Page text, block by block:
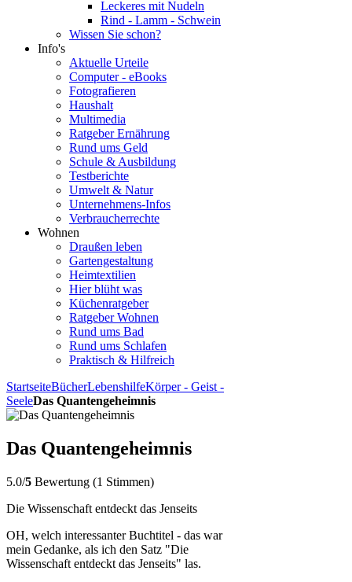
Leckeres mit Nudeln
Rind - Lamm - Schwein
Wissen Sie schon?
Info's
Aktuelle Urteile
Computer - eBooks
Fotografieren
Haushalt
Multimedia
Ratgeber Ernährung
Rund ums Geld
Schule & Ausbildung
Testberichte
Umwelt & Natur
Unternehmens-Infos
Verbraucherrechte
Wohnen
Draußen leben
Gartengestaltung
Heimtextilien
Hier blüht was
Küchenratgeber
Ratgeber Wohnen
Rund ums Bad
Rund ums Schlafen
Praktisch & Hilfreich
StartseiteBücherLebenshilfeKörper - Geist -
SeeleDas Quantengeheimnis
Das Quantengeheimnis
5.0/5 Bewertung (1 Stimmen)
Die Wissenschaft entdeckt das Jenseits
OH, welch interessanter Buchtitel - das war
mein Gedanke, als ich den Satz "Die
Wissenschaft entdeckt das Jenseits" las.